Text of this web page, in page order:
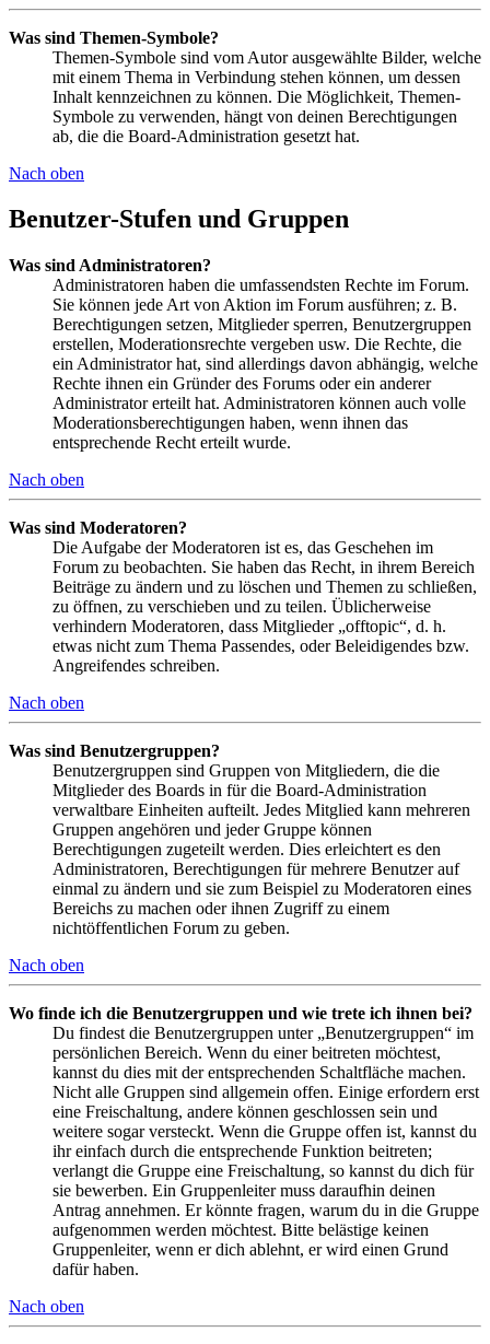
Was sind Themen-Symbole?
Themen-Symbole sind vom Autor ausgewählte Bilder, welche
mit einem Thema in Verbindung stehen können, um dessen
Inhalt kennzeichnen zu können. Die Möglichkeit, Themen-
Symbole zu verwenden, hängt von deinen Berechtigungen
ab, die die Board-Administration gesetzt hat.
Nach oben
Benutzer-Stufen und Gruppen
Was sind Administratoren?
Administratoren haben die umfassendsten Rechte im Forum.
Sie können jede Art von Aktion im Forum ausführen; z. B.
Berechtigungen setzen, Mitglieder sperren, Benutzergruppen
erstellen, Moderationsrechte vergeben usw. Die Rechte, die
ein Administrator hat, sind allerdings davon abhängig, welche
Rechte ihnen ein Gründer des Forums oder ein anderer
Administrator erteilt hat. Administratoren können auch volle
Moderationsberechtigungen haben, wenn ihnen das
entsprechende Recht erteilt wurde.
Nach oben
Was sind Moderatoren?
Die Aufgabe der Moderatoren ist es, das Geschehen im
Forum zu beobachten. Sie haben das Recht, in ihrem Bereich
Beiträge zu ändern und zu löschen und Themen zu schließen,
zu öffnen, zu verschieben und zu teilen. Üblicherweise
verhindern Moderatoren, dass Mitglieder „offtopic“, d. h.
etwas nicht zum Thema Passendes, oder Beleidigendes bzw.
Angreifendes schreiben.
Nach oben
Was sind Benutzergruppen?
Benutzergruppen sind Gruppen von Mitgliedern, die die
Mitglieder des Boards in für die Board-Administration
verwaltbare Einheiten aufteilt. Jedes Mitglied kann mehreren
Gruppen angehören und jeder Gruppe können
Berechtigungen zugeteilt werden. Dies erleichtert es den
Administratoren, Berechtigungen für mehrere Benutzer auf
einmal zu ändern und sie zum Beispiel zu Moderatoren eines
Bereichs zu machen oder ihnen Zugriff zu einem
nichtöffentlichen Forum zu geben.
Nach oben
Wo finde ich die Benutzergruppen und wie trete ich ihnen bei?
Du findest die Benutzergruppen unter „Benutzergruppen“ im
persönlichen Bereich. Wenn du einer beitreten möchtest,
kannst du dies mit der entsprechenden Schaltfläche machen.
Nicht alle Gruppen sind allgemein offen. Einige erfordern erst
eine Freischaltung, andere können geschlossen sein und
weitere sogar versteckt. Wenn die Gruppe offen ist, kannst du
ihr einfach durch die entsprechende Funktion beitreten;
verlangt die Gruppe eine Freischaltung, so kannst du dich für
sie bewerben. Ein Gruppenleiter muss daraufhin deinen
Antrag annehmen. Er könnte fragen, warum du in die Gruppe
aufgenommen werden möchtest. Bitte belästige keinen
Gruppenleiter, wenn er dich ablehnt, er wird einen Grund
dafür haben.
Nach oben